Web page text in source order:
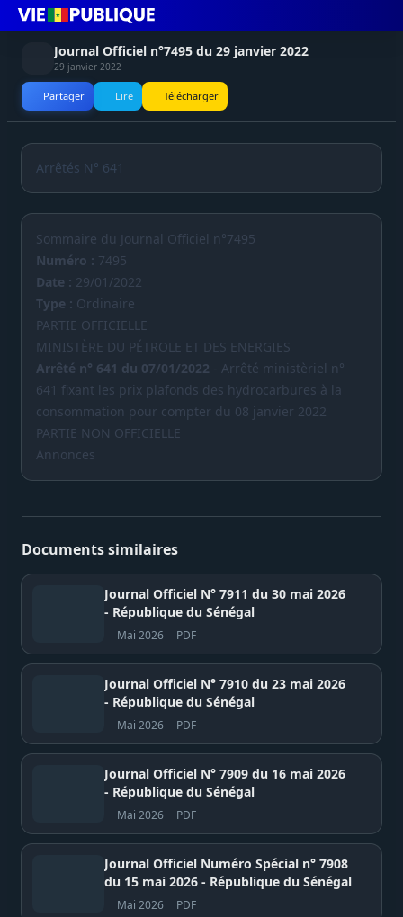
Journal Officiel n°7495 du 29 janvier 2022
29 janvier 2022
Partager Lire Télécharger
Arrêtés N° 641
Sommaire du Journal Officiel n°7495
Numéro : 7495
Date : 29/01/2022
Type : Ordinaire
PARTIE OFFICIELLE
MINISTÈRE DU PÉTROLE ET DES ENERGIES
Arrêté n° 641 du 07/01/2022 - Arrêté ministèriel n°
641 fixant les prix plafonds des hydrocarbures à la
consommation pour compter du 08 janvier 2022
PARTIE NON OFFICIELLE
Annonces
Documents similaires
Journal Officiel N° 7911 du 30 mai 2026
- République du Sénégal
Mai 2026 PDF
Journal Officiel N° 7910 du 23 mai 2026
- République du Sénégal
Mai 2026 PDF
Journal Officiel N° 7909 du 16 mai 2026
- République du Sénégal
Mai 2026 PDF
Journal Officiel Numéro Spécial n° 7908
du 15 mai 2026 - République du Sénégal
Mai 2026 PDF